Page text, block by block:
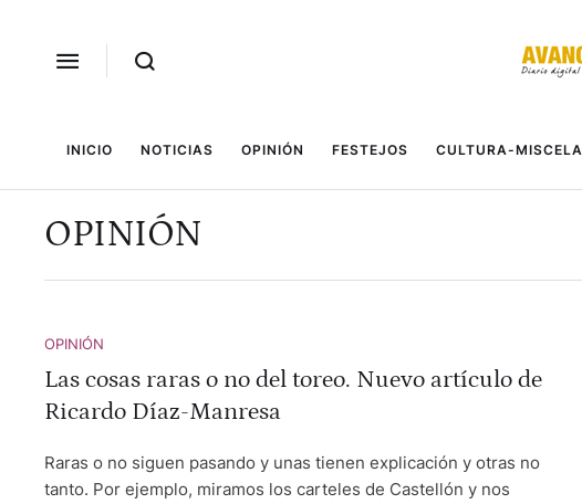
INICIO NOTICIAS OPINIÓN FESTEJOS CULTURA-
OPINIÓN
OPINIÓN
Las cosas raras o no del toreo. Nuevo artículo de
Ricardo Díaz-Manresa
Raras o no siguen pasando y unas tienen explicación y otras no
tanto. Por ejemplo, miramos los carteles de Castellón y nos